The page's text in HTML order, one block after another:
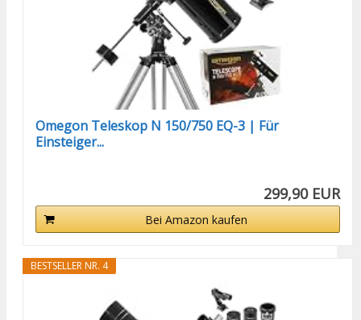
Omegon Teleskop N 150/750 EQ-3 | Für
Einsteiger...
299,90 EUR
Bei Amazon kaufen
BESTSELLER NR. 4